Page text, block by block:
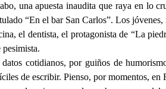
una apuesta inaudita que raya en lo
“En el bar San Carlos”. Los jóvenes,
el dentista, el protagonista de “La
cotidianos, por guiños de
de escribir. Pienso, por momentos, en